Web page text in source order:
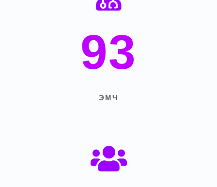
93
ЭМЧ